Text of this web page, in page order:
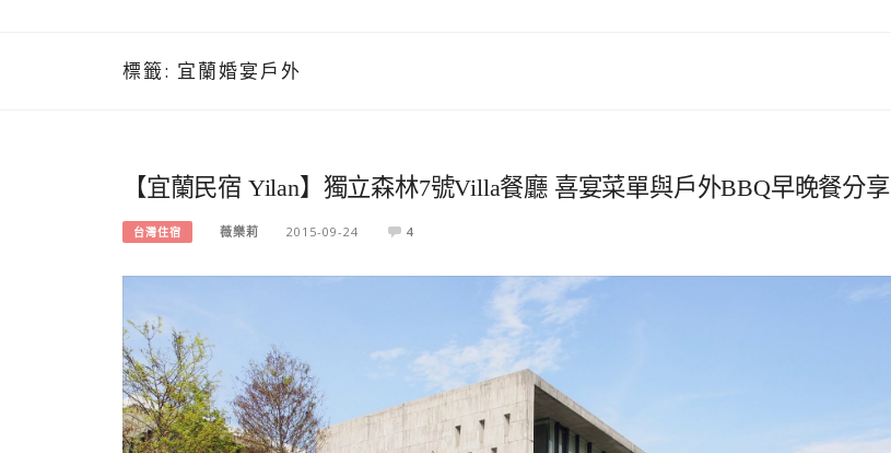
標籤: 宜蘭婚宴戶外
【宜蘭民宿 Yilan】獨立森林7號Villa餐廳 喜宴菜單與戶外BBQ早晚餐分享
台灣住宿 薇樂莉 2015-09-24 4